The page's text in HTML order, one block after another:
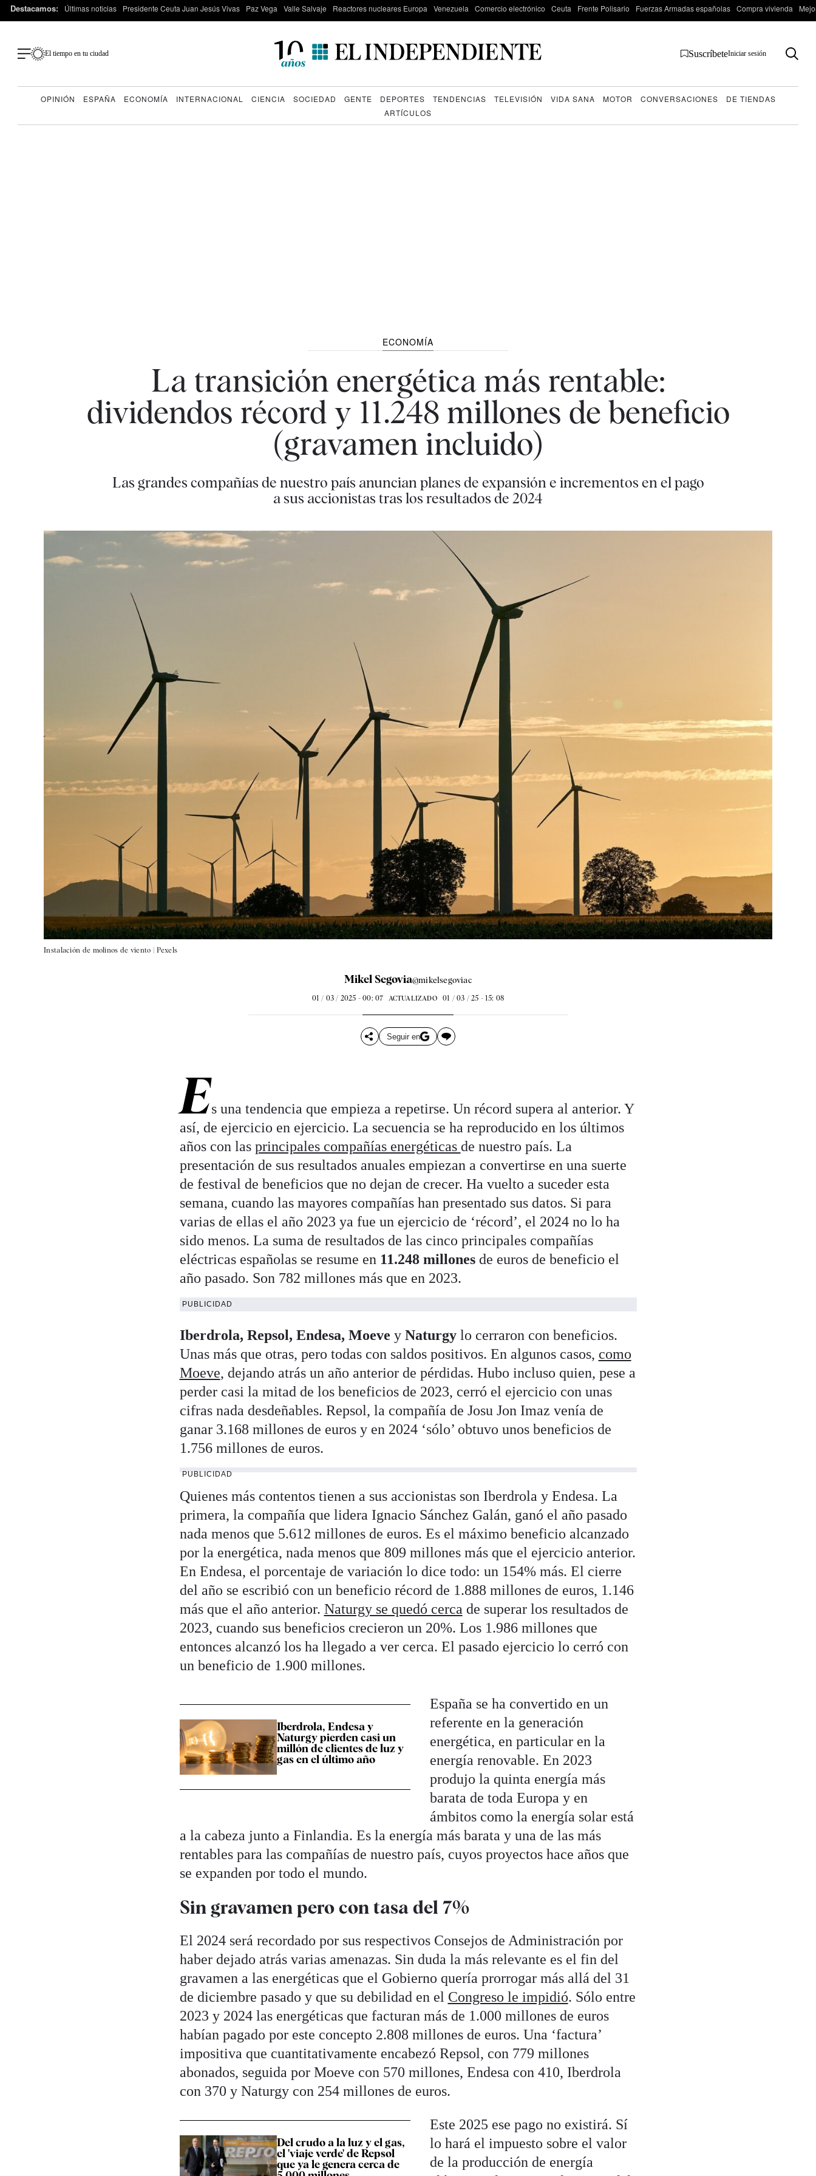
Destacamos: Últimas noticias Presidente Ceuta Juan Jesús Vivas Paz Vega Valle Salvaje Reactores nucleares Europa Venezuela Comercio electrónico Ceuta Frente Polisario Fuerzas Armadas españolas Compra vivienda
El tiempo en tu ciudad SuscríbeteIniciar sesión
OPINIÓN ESPAÑA ECONOMÍA INTERNACIONAL CIENCIA SOCIEDAD GENTE DEPORTES TENDENCIAS TELEVISIÓN VIDA SANA MOTOR CONVERSACIONES
DE TIENDAS
ARTÍCULOS
ECONOMÍA
La transición energética más rentable:
dividendos récord y 11.248 millones de beneficio
(gravamen incluido)
Las grandes compañías de nuestro país anuncian planes de expansión e incrementos en el pago
a sus accionistas tras los resultados de 2024
Instalación de molinos de viento | Pexels
Mikel Segovia@mikelsegoviac
01 / 03 / 2025 - 00: 07 ACTUALIZADO 01 / 03 / 25 - 15: 08
Seguir en
Es una tendencia que empieza a repetirse. Un récord supera al anterior. Y
así, de ejercicio en ejercicio. La secuencia se ha reproducido en los últimos
años con las principales compañías energéticas de nuestro país. La
presentación de sus resultados anuales empiezan a convertirse en una suerte
de festival de beneficios que no dejan de crecer. Ha vuelto a suceder esta
semana, cuando las mayores compañías han presentado sus datos. Si para
varias de ellas el año 2023 ya fue un ejercicio de ‘récord’, el 2024 no lo ha
sido menos. La suma de resultados de las cinco principales compañías
eléctricas españolas se resume en 11.248 millonesde euros de beneficio el
año pasado. Son 782 millones más que en 2023.
PUBLICIDAD
Iberdrola, Repsol, Endesa, Moeve yNaturgylo cerraron con beneficios.
Unas más que otras, pero todas con saldos positivos. En algunos casos, como
Moeve, dejando atrás un año anterior de pérdidas. Hubo incluso quien, pese a
perder casi la mitad de los beneficios de 2023, cerró el ejercicio con unas
cifras nada desdeñables. Repsol, la compañía de Josu Jon Imaz venía de
ganar 3.168 millones de euros y en 2024 ‘sólo’ obtuvo unos beneficios de
1.756 millones de euros.
PUBLICIDAD
Quienes más contentos tienen a sus accionistas son Iberdrola y Endesa. La
primera, la compañía que lidera Ignacio Sánchez Galán, ganó el año pasado
nada menos que 5.612 millones de euros. Es el máximo beneficio alcanzado
por la energética, nada menos que 809 millones más que el ejercicio anterior.
En Endesa, el porcentaje de variación lo dice todo: un 154% más. El cierre
del año se escribió con un beneficio récord de 1.888 millones de euros, 1.146
más que el año anterior. Naturgy se quedó cercade superar los resultados de
2023, cuando sus beneficios crecieron un 20%. Los 1.986 millones que
entonces alcanzó los ha llegado a ver cerca. El pasado ejercicio lo cerró con
un beneficio de 1.900 millones.
Iberdrola, Endesa y
Naturgy pierden casi un
millón de clientes de luz y
gas en el último año
España se ha convertido en un
referente en la generación
energética, en particular en la
energía renovable. En 2023
produjo la quinta energía más
barata de toda Europa y en
ámbitos como la energía solar está
a la cabeza junto a Finlandia. Es la energía más barata y una de las más
rentables para las compañías de nuestro país, cuyos proyectos hace años que
se expanden por todo el mundo.
Sin gravamen pero con tasa del 7%
El 2024 será recordado por sus respectivos Consejos de Administración por
haber dejado atrás varias amenazas. Sin duda la más relevante es el fin del
gravamen a las energéticas que el Gobierno quería prorrogar más allá del 31
de diciembre pasado y que su debilidad en el Congreso le impidió. Sólo entre
2023 y 2024 las energéticas que facturan más de 1.000 millones de euros
habían pagado por este concepto 2.808 millones de euros. Una ‘factura’
impositiva que cuantitativamente encabezó Repsol, con 779 millones
abonados, seguida por Moeve con 570 millones, Endesa con 410, Iberdrola
con 370 y Naturgy con 254 millones de euros.
Del crudo a la luz y el gas,
el 'viaje verde' de Repsol
que ya le genera cerca de
Este 2025 ese pago no existirá. Sí
lo hará el impuesto sobre el valor
de la producción de energía